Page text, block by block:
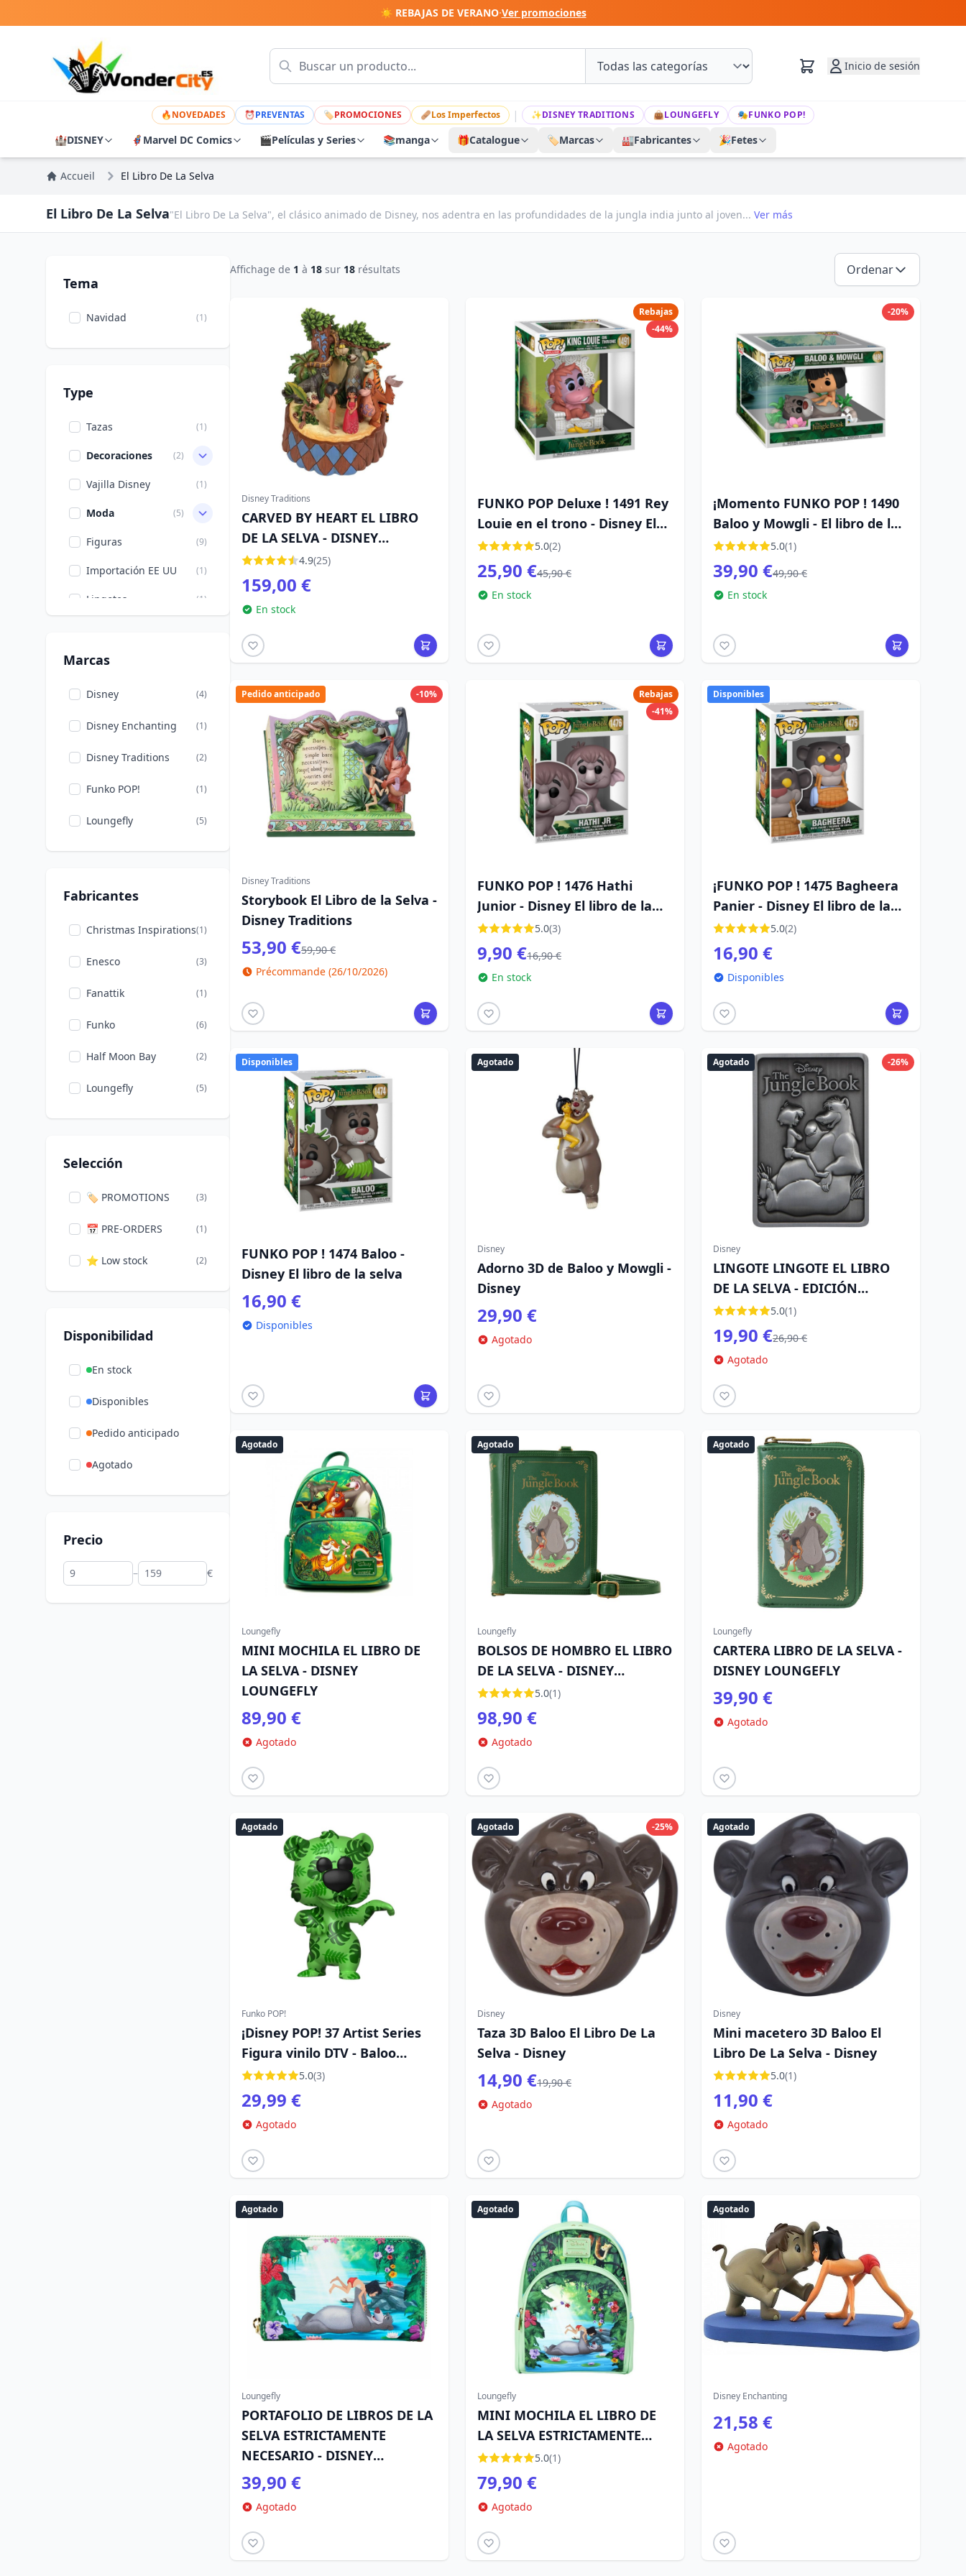
☀️ REBAJAS DE VERANO·Ver promociones
Inicio de sesión
🔥NOVEDADES ⏰PREVENTAS 🏷PROMOCIONES 🩹Los Imperfectos | ✨DISNEY TRADITIONS 👜LOUNGEFLY 🎭FUNKO POP!
🏰DISNEY 🦸 Marvel DC Comics 🎬Películas y Series 📚manga 🎁Catalogue 🏷️Marcas 🏭Fabricantes 🎉Fetes
Accueil El Libro De La Selva
El Libro De La Selva"El Libro De La Selva", el clásico animado de Disney, nos adentra en las profundidades de la jungla india junto al joven... Ver más
Tema
Navidad (1)
Type
Tazas (1)
Decoraciones (2)
Vajilla Disney (1)
Moda (5)
Figuras (9)
Importación EE UU (1)
Lingotes (1)
Marcas
Disney (4)
Disney Enchanting (1)
Disney Traditions (2)
Funko POP! (1)
Loungefly (5)
Fabricantes
Christmas Inspirations(1)
Enesco (3)
Fanattik (1)
Funko (6)
Half Moon Bay (2)
Loungefly (5)
Selección
🏷️ PROMOTIONS (3)
📅 PRE-ORDERS (1)
⭐ Low stock (2)
Disponibilidad
En stock
Disponibles
Pedido anticipado
Agotado
Precio
– €
Affichage de 1 à 18 sur 18 résultats Ordenar
Disney Traditions
CARVED BY HEART EL LIBRO
DE LA SELVA - DISNEY
TRADITIONS
4.9(25)
159,00 €
En stock
Rebajas
-44%
FUNKO POP Deluxe ! 1491 Rey
Louie en el trono - Disney El
libro de la selva
5.0(2)
25,90 €45,90 €
En stock
-20%
¡Momento FUNKO POP ! 1490
Baloo y Mowgli - El libro de la
selva de Disney
5.0(1)
39,90 €49,90 €
En stock
-10%
Pedido anticipado
Disney Traditions
Storybook El Libro de la Selva -
Disney Traditions
53,90 €59,90 €
Précommande (26/10/2026)
Rebajas
-41%
FUNKO POP ! 1476 Hathi
Junior - Disney El libro de la
selva
5.0(3)
9,90 €16,90 €
En stock
Disponibles
¡FUNKO POP ! 1475 Bagheera
Panier - Disney El libro de la
selva
5.0(2)
16,90 €
Disponibles
Disponibles
FUNKO POP ! 1474 Baloo -
Disney El libro de la selva
16,90 €
Disponibles
Agotado
Disney
Adorno 3D de Baloo y Mowgli -
Disney
29,90 €
Agotado
-26%
Agotado
Disney
LINGOTE LINGOTE EL LIBRO
DE LA SELVA - EDICIÓN
LIMITADA5.0(1)
19,90 €26,90 €
Agotado
Agotado
Loungefly
MINI MOCHILA EL LIBRO DE
LA SELVA - DISNEY
LOUNGEFLY
89,90 €
Agotado
Agotado
Loungefly
BOLSOS DE HOMBRO EL LIBRO
DE LA SELVA - DISNEY
LOUNGEFLY
5.0(1)
98,90 €
Agotado
Agotado
Loungefly
CARTERA LIBRO DE LA SELVA -
DISNEY LOUNGEFLY
39,90 €
Agotado
Agotado
Funko POP!
¡Disney POP! 37 Artist Series
Figura vinilo DTV - Baloo
Edición Especial 9 cm
5.0(3)
29,99 €
Agotado
-25%
Agotado
Disney
Taza 3D Baloo El Libro De La
Selva - Disney
14,90 €19,90 €
Agotado
Agotado
Disney
Mini macetero 3D Baloo El
Libro De La Selva - Disney
5.0(1)
11,90 €
Agotado
Agotado
Loungefly
PORTAFOLIO DE LIBROS DE LA
SELVA ESTRICTAMENTE
NECESARIO - DISNEY
LOUNGEFLY
39,90 €
Agotado
Agotado
Loungefly
MINI MOCHILA EL LIBRO DE
LA SELVA ESTRICTAMENTE
NECESARIO - DISNEY
LOUNGEFLY
5.0(1)
79,90 €
Agotado
Agotado
Disney Enchanting
21,58 €
Agotado